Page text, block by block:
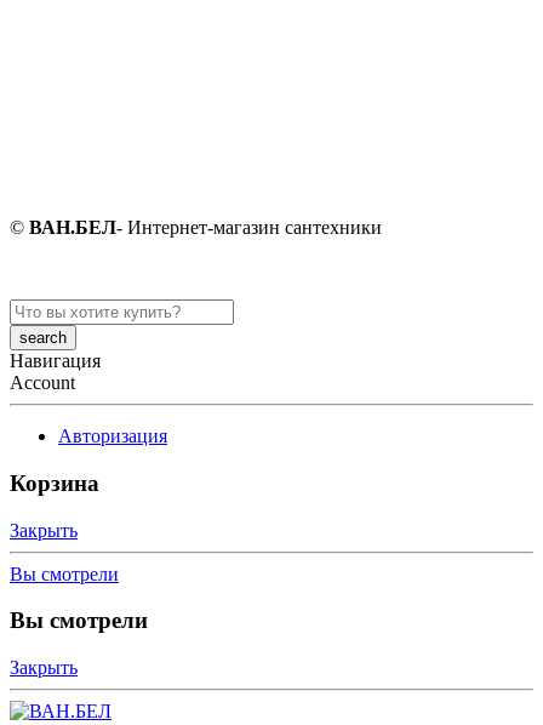
© ВАН.БЕЛ- Интернет-магазин сантехники
Search
here
Навигация
Account
Авторизация
Корзина
Закрыть
Вы смотрели
Вы смотрели
Закрыть